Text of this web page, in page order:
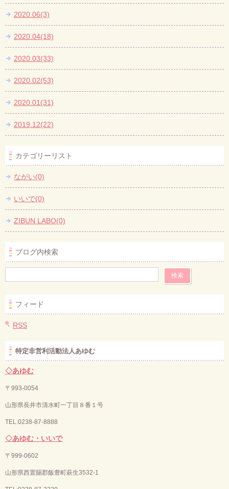
2020.06(3)
2020.04(18)
2020.03(33)
2020.02(53)
2020.01(31)
2019.12(22)
カテゴリーリスト
ながい(0)
いいで(0)
ZIBUN LABO(0)
ブログ内検索
フィード
RSS
特定非営利活動法人あゆむ
◇あゆむ
〒993-0054
山形県長井市清水町一丁目８番１号
TEL:0238-87-8888
◇あゆむ・いいで
〒 999-0602
山形県西置賜郡飯豊町萩生3532-1